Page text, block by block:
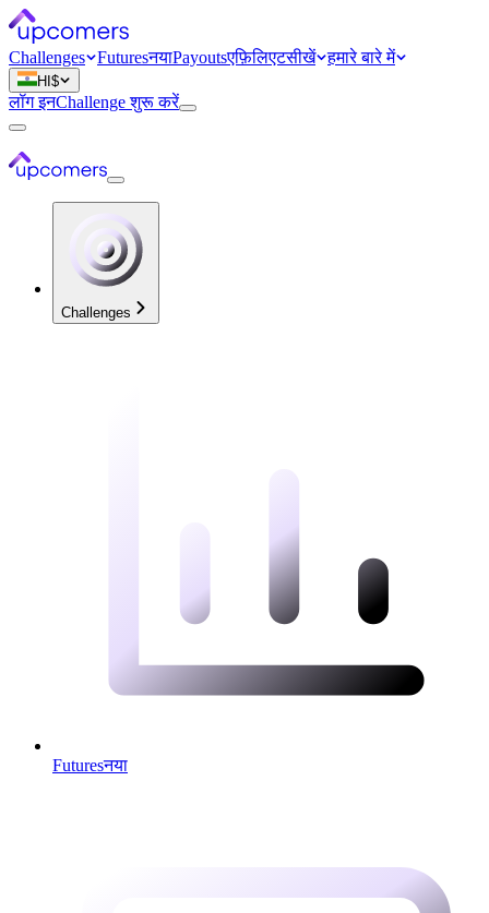
Challenges FuturesनयाPayoutsएफ़िलिएटसीखें हमारे बारे में
HI $
लॉग इनChallenge शुरू करें
Challenges
Futuresनया